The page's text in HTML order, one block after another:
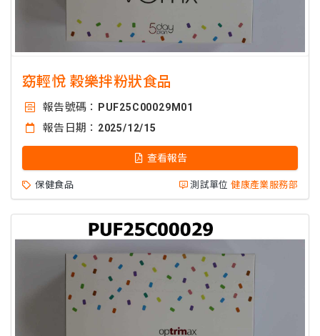
窈輕悅 穀樂拌粉狀食品
報告號碼： PUF25C00029M01
報告日期： 2025/12/15
查看報告
保健食品 測試單位 健康產業服務部